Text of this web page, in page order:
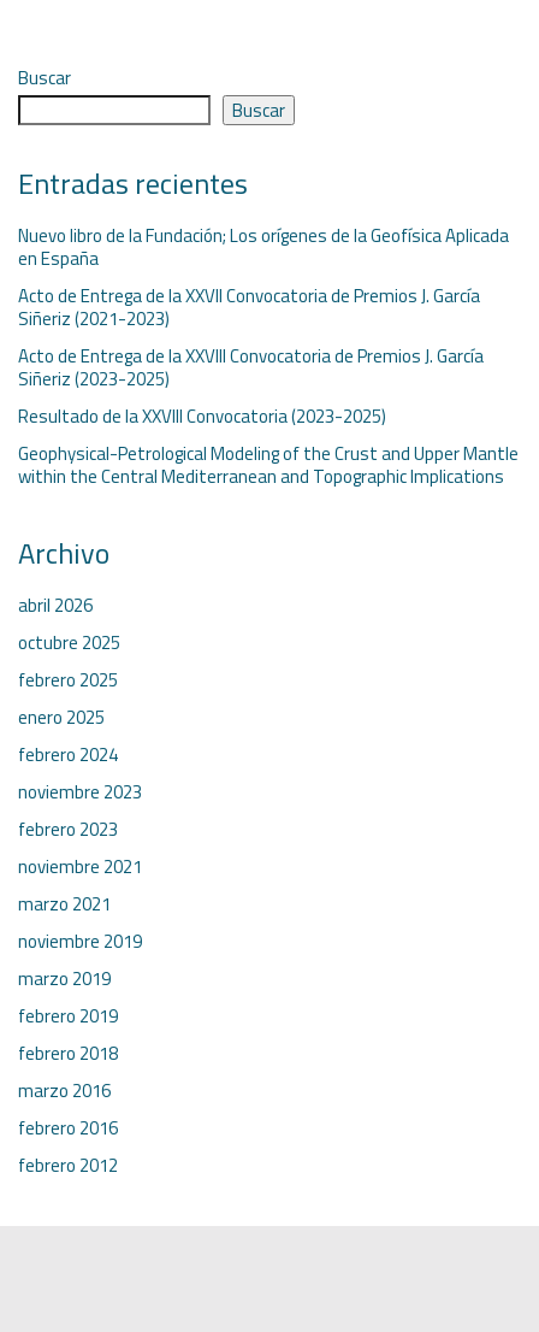
Buscar
Buscar
Entradas recientes
Nuevo libro de la Fundación; Los orígenes de la Geofísica Aplicada
en España
Acto de Entrega de la XXVII Convocatoria de Premios J. García
Siñeriz (2021-2023)
Acto de Entrega de la XXVIII Convocatoria de Premios J. García
Siñeriz (2023-2025)
Resultado de la XXVIII Convocatoria (2023-2025)
Geophysical-Petrological Modeling of the Crust and Upper Mantle
within the Central Mediterranean and Topographic Implications
Archivo
abril 2026
octubre 2025
febrero 2025
enero 2025
febrero 2024
noviembre 2023
febrero 2023
noviembre 2021
marzo 2021
noviembre 2019
marzo 2019
febrero 2019
febrero 2018
marzo 2016
febrero 2016
febrero 2012